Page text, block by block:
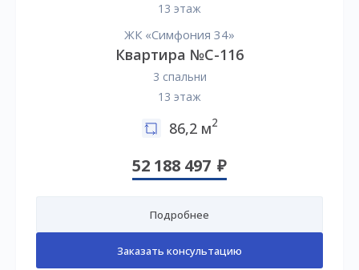
13 этаж
ЖК «Симфония 34»
Квартира №C-116
3 спальни
13 этаж
86,2 м2
52 188 497
Подробнее
Заказать консультацию